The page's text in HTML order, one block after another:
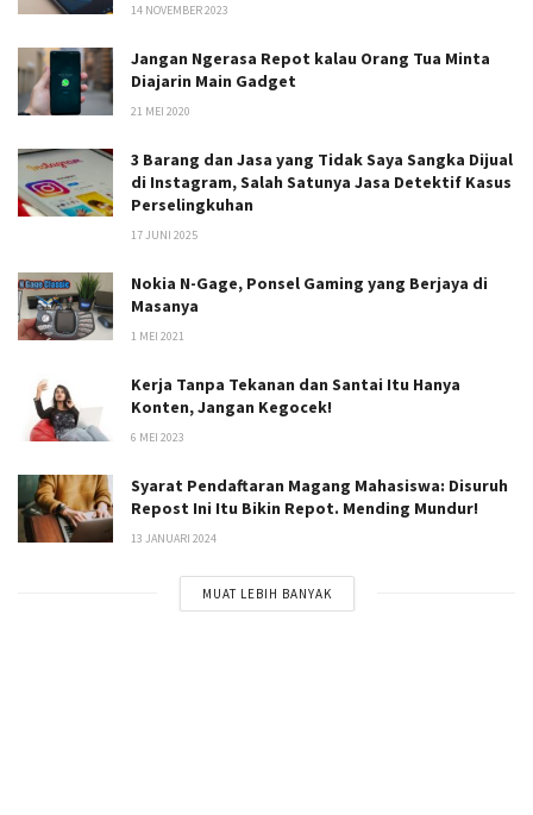
14 NOVEMBER 2023
Jangan Ngerasa Repot kalau Orang Tua Minta
Diajarin Main Gadget
21 MEI 2020
3 Barang dan Jasa yang Tidak Saya Sangka Dijual
di Instagram, Salah Satunya Jasa Detektif Kasus
Perselingkuhan
17 JUNI 2025
Nokia N-Gage, Ponsel Gaming yang Berjaya di
Masanya
1 MEI 2021
Kerja Tanpa Tekanan dan Santai Itu Hanya
Konten, Jangan Kegocek!
6 MEI 2023
Syarat Pendaftaran Magang Mahasiswa: Disuruh
Repost Ini Itu Bikin Repot. Mending Mundur!
13 JANUARI 2024
MUAT LEBIH BANYAK